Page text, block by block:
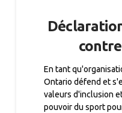
En tant
Ontario défend et
valeurs d'inclusion
pouvoir du sport